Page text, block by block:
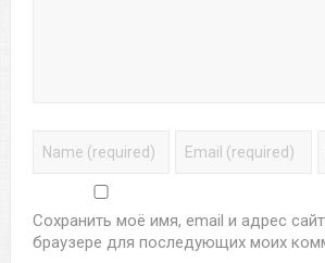
Сохранить моё имя, email и адрес
браузере для последующих моих